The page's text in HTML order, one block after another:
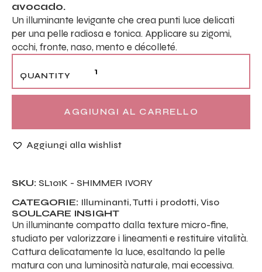
avocado.
Un illuminante levigante che crea punti luce delicati
per una pelle radiosa e tonica. Applicare su zigomi,
occhi, fronte, naso, mento e décolleté.
AGGIUNGI AL CARRELLO
Aggiungi alla wishlist
SKU: SL101K - SHIMMER IVORY
CATEGORIE: Illuminanti,Tutti i prodotti, Viso
SOULCARE INSIGHT
Un illuminante compatto dalla texture micro-fine,
studiato per valorizzare i lineamenti e restituire vitalità.
Cattura delicatamente la luce, esaltando la pelle
matura con una luminosità naturale, mai eccessiva.